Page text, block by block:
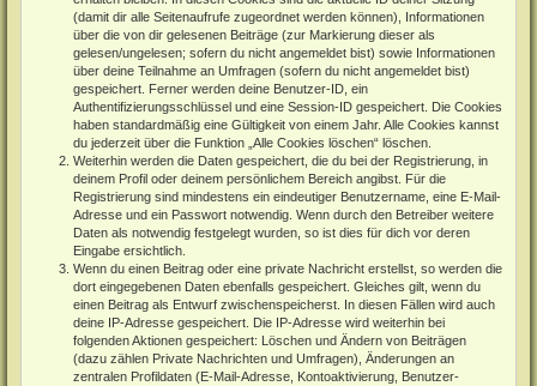
(damit dir alle Seitenaufrufe zugeordnet werden können), Informationen
über die von dir gelesenen Beiträge (zur Markierung dieser als
gelesen/ungelesen; sofern du nicht angemeldet bist) sowie Informationen
über deine Teilnahme an Umfragen (sofern du nicht angemeldet bist)
gespeichert. Ferner werden deine Benutzer-ID, ein
Authentifizierungsschlüssel und eine Session-ID gespeichert. Die Cookies
haben standardmäßig eine Gültigkeit von einem Jahr. Alle Cookies kannst
du jederzeit über die Funktion „Alle Cookies löschen“ löschen.
Weiterhin werden die Daten gespeichert, die du bei der Registrierung, in
deinem Profil oder deinem persönlichem Bereich angibst. Für die
Registrierung sind mindestens ein eindeutiger Benutzername, eine E-Mail-
Adresse und ein Passwort notwendig. Wenn durch den Betreiber weitere
Daten als notwendig festgelegt wurden, so ist dies für dich vor deren
Eingabe ersichtlich.
Wenn du einen Beitrag oder eine private Nachricht erstellst, so werden die
dort eingegebenen Daten ebenfalls gespeichert. Gleiches gilt, wenn du
einen Beitrag als Entwurf zwischenspeicherst. In diesen Fällen wird auch
deine IP-Adresse gespeichert. Die IP-Adresse wird weiterhin bei
folgenden Aktionen gespeichert: Löschen und Ändern von Beiträgen
(dazu zählen Private Nachrichten und Umfragen), Änderungen an
zentralen Profildaten (E-Mail-Adresse, Kontoaktivierung, Benutzer-